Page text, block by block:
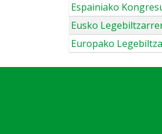
Espainiako
Eusko
Europako